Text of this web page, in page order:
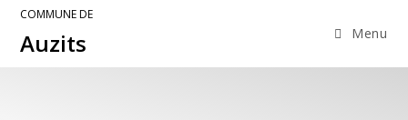
COMMUNE DE
Auzits Menu